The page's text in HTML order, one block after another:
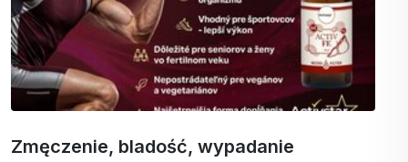
Zmęczenie, bladość, wypadanie